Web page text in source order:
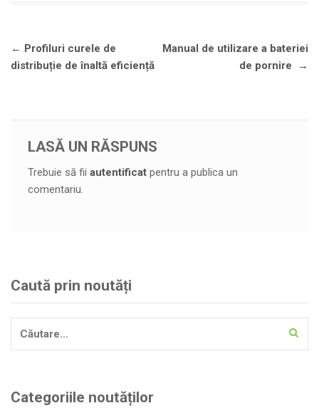
Navigare
în
← Profiluri curele de
distribuție de înaltă eficiență
Manual de utilizare a bateriei
de pornire
→
LASĂ UN RĂSPUNS
Trebuie să fiiautentificat pentru a publica un
comentariu.
Caută prin noutăți
Categoriile noutăților